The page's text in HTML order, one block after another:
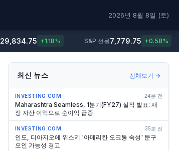
2026년 8월 8일 (토)
29,834.75 +1.18% S&P 선물7,779.75 +0.58%
최신 뉴스 전체보기 →
INVESTING.COM 24분 전
Maharashtra Seamless, 1분기(FY27) 실적 발표: 재
정 자산 이익으로 순이익 급증
INVESTING.COM 35분 전
인도, 디아지오에 위스키 '아메리칸 오크통 숙성' 문구
오인 가능성 경고